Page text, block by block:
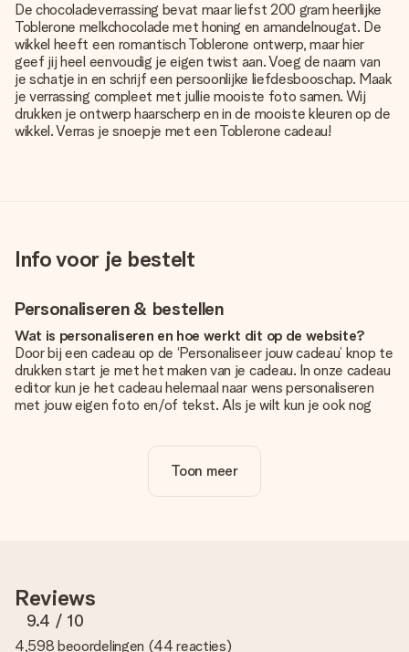
De chocoladeverrassing bevat maar liefst 200 gram heerlijke
Toblerone melkchocolade met honing en amandelnougat. De
wikkel heeft een romantisch Toblerone ontwerp, maar hier
geef jij heel eenvoudig je eigen twist aan. Voeg de naam van
je schatje in en schrijf een persoonlijke liefdesbooschap. Maak
je verrassing compleet met jullie mooiste foto samen. Wij
drukken je ontwerp haarscherp en in de mooiste kleuren op de
wikkel. Verras je snoepje met een Toblerone cadeau!
Info voor je bestelt
Personaliseren & bestellen
Wat is personaliseren en hoe werkt dit op de website?
Door bij een cadeau op de ‘Personaliseer jouw cadeau’ knop te
drukken start je met het maken van je cadeau. In onze cadeau
editor kun je het cadeau helemaal naar wens personaliseren
met jouw eigen foto en/of tekst. Als je wilt kun je ook nog
Is personalisatie in de prijs inbegrepen?
De prijs die op de website wordt getoond is inclusief de
te gebruiken. Als je niet zeker bent over de kwaliteit van je
foto, neem dan contact op met onze klantenservice en stuur
je foto mee met het cadeau dat je wilt bestellen. Zij kunnen
de kwaliteit dan voor je controleren!
Toon meer
Reviews
9.4 / 10
4,598 beoordelingen (44 reacties)